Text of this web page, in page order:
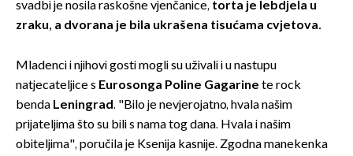
svadbi je nosila raskošne vjenčanice, torta je lebdjela u
zraku, a dvorana je bila ukrašena tisućama cvjetova.
Mladenci i njihovi gosti mogli su uživali i u nastupu
natjecateljice s Eurosonga Poline Gagarine te rock
benda Leningrad. "Bilo je nevjerojatno, hvala našim
prijateljima što su bili s nama tog dana. Hvala i našim
obiteljima", poručila je Ksenija kasnije. Zgodna manekenka